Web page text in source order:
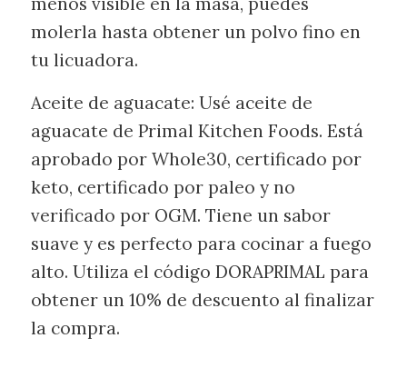
molerla hasta obtener un polvo fino en
tu licuadora.
Aceite de aguacate: Usé aceite de
aguacate de Primal Kitchen Foods. Está
aprobado por Whole30, certificado por
keto, certificado por paleo y no
verificado por OGM. Tiene un sabor
suave y es perfecto para cocinar a fuego
alto. Utiliza el código DORAPRIMAL para
obtener un 10% de descuento al finalizar
la compra.